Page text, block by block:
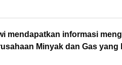
mendapatkan informasi
Minyak dan Gas